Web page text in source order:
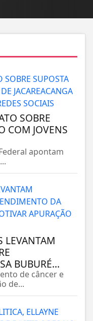
SOBRE
COM JOVENS
apontam
LEVANTAM
BUBURÉ...
de câncer e
de...